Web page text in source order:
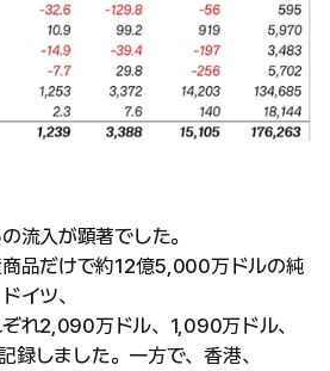
流入が顕著でした。
品だけで約12億5,000万ドルの純
イツ、
れ2,090万ドル、1,090万ドル、
録しました。一方で、香港、